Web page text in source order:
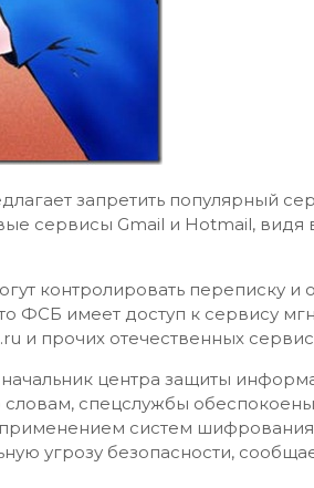
запретить популярный
сервисы Gmail и Hotmail, видя
контролировать переписку и
ФСБ имеет доступ к сервису
и прочих отечественных
центра защиты
спецслужбы обеспокоены
систем
угрозу безопасности,